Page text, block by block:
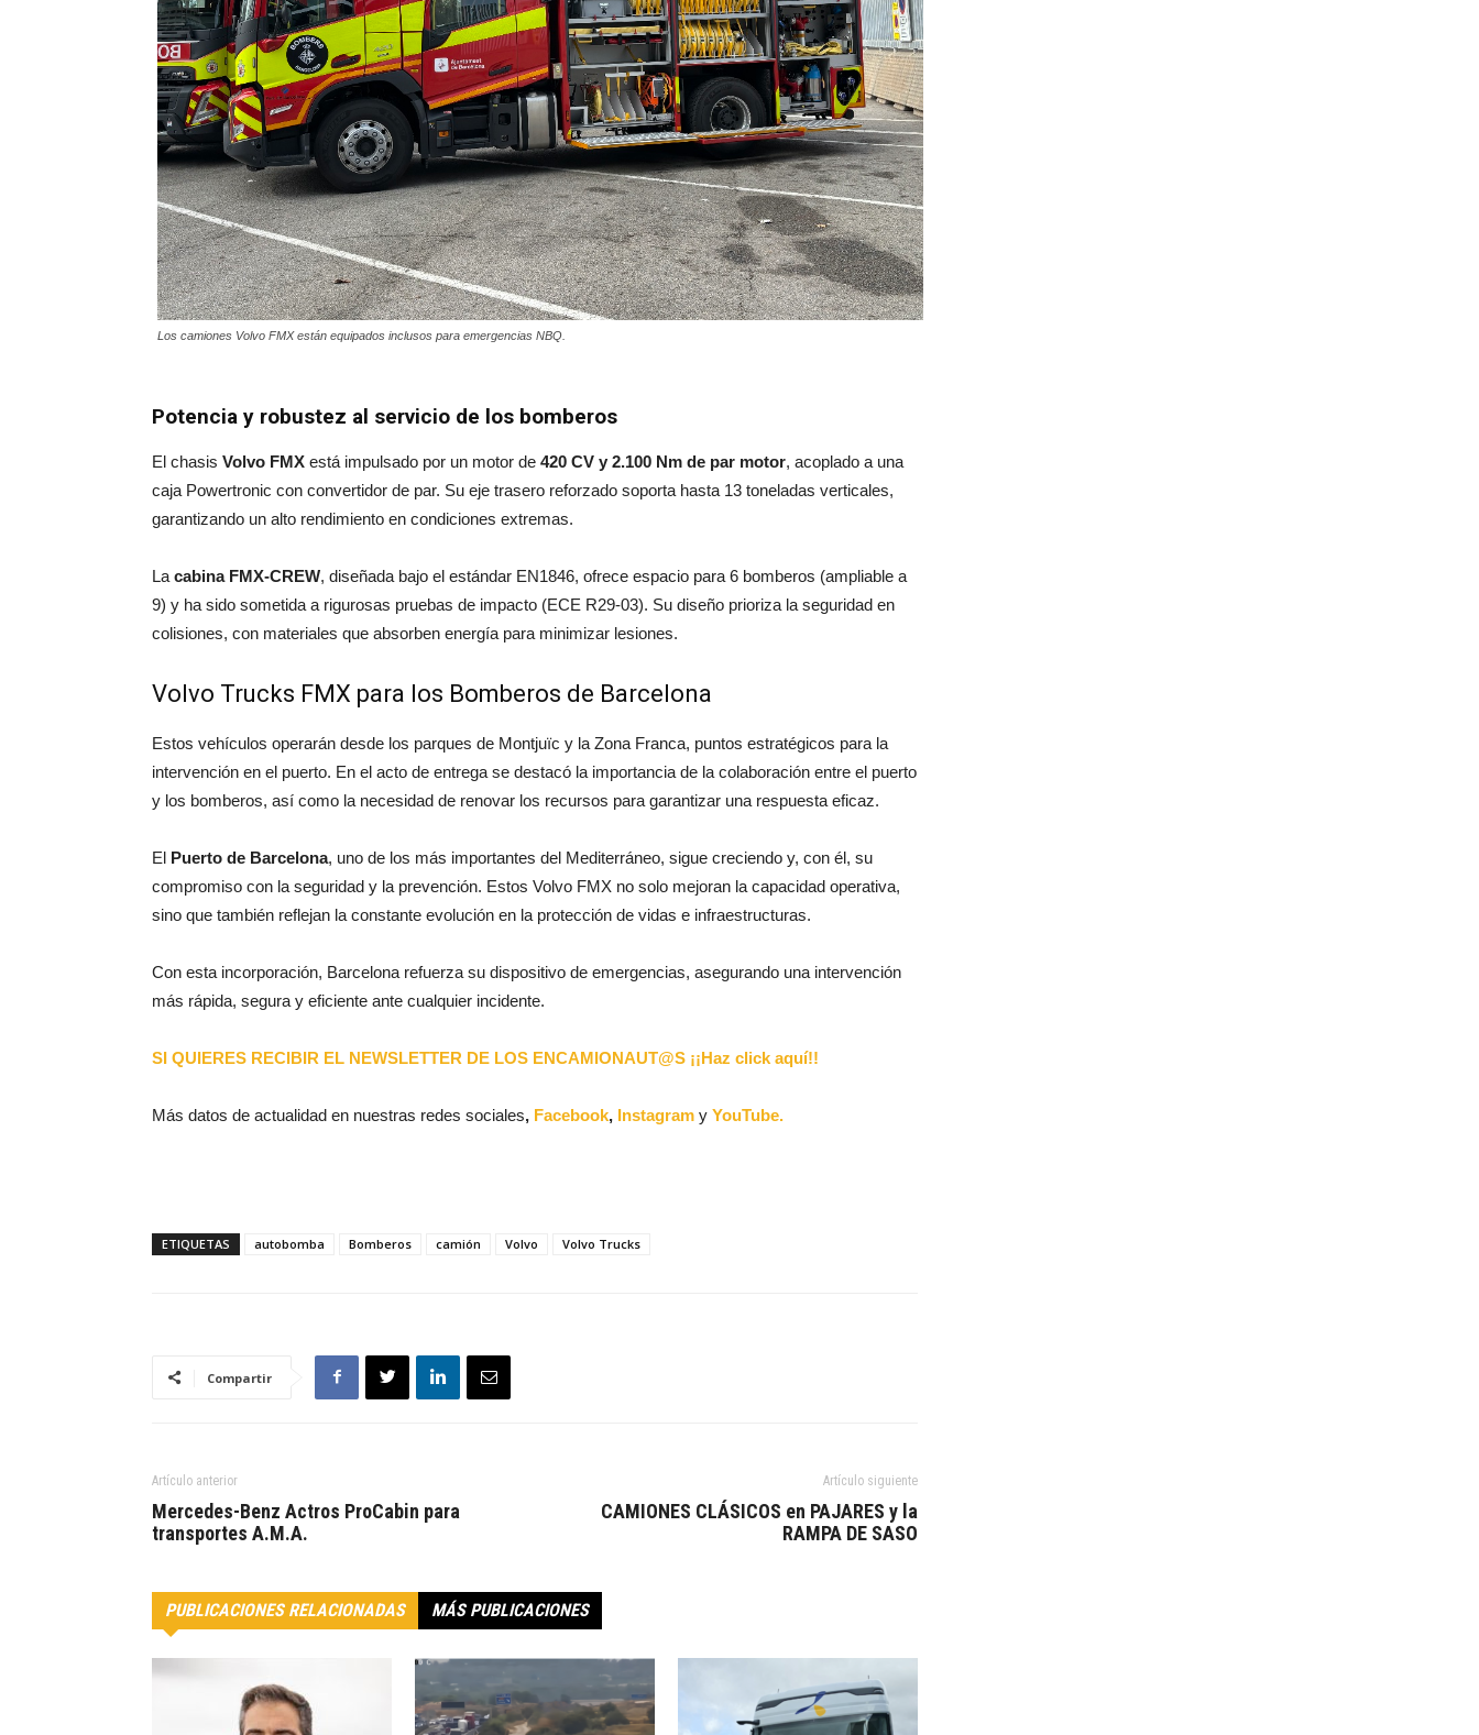
Los camiones Volvo FMX están equipados inclusos para emergencias NBQ.
Potencia y robustez al servicio de los bomberos
El chasis Volvo FMX está impulsado por un motor de 420 CV y 2.100 Nm de par motor, acoplado a una
caja Powertronic con convertidor de par. Su eje trasero reforzado soporta hasta 13 toneladas verticales,
garantizando un alto rendimiento en condiciones extremas.
La cabina FMX-CREW, diseñada bajo el estándar EN1846, ofrece espacio para 6 bomberos (ampliable a
9) y ha sido sometida a rigurosas pruebas de impacto (ECE R29-03). Su diseño prioriza la seguridad en
colisiones, con materiales que absorben energía para minimizar lesiones.
Volvo Trucks FMX para los Bomberos de Barcelona
Estos vehículos operarán desde los parques de Montjuïc y la Zona Franca, puntos estratégicos para la
intervención en el puerto. En el acto de entrega se destacó la importancia de la colaboración entre el puerto
y los bomberos, así como la necesidad de renovar los recursos para garantizar una respuesta eficaz.
El Puerto de Barcelona, uno de los más importantes del Mediterráneo, sigue creciendo y, con él, su
compromiso con la seguridad y la prevención. Estos Volvo FMX no solo mejoran la capacidad operativa,
sino que también reflejan la constante evolución en la protección de vidas e infraestructuras.
Con esta incorporación, Barcelona refuerza su dispositivo de emergencias, asegurando una intervención
más rápida, segura y eficiente ante cualquier incidente.
SI QUIERES RECIBIR EL NEWSLETTER DE LOS ENCAMIONAUT@S ¡¡Haz click aquí!!
Más datos de actualidad en nuestras redes sociales, Facebook, Instagram y YouTube.
ETIQUETAS autobomba Bomberos camión Volvo Volvo Trucks
Compartir
Artículo anterior
Mercedes-Benz Actros ProCabin para
transportes A.M.A.
Artículo siguiente
CAMIONES CLÁSICOS en PAJARES y la
RAMPA DE SASO
PUBLICACIONES RELACIONADAS MÁS PUBLICACIONES